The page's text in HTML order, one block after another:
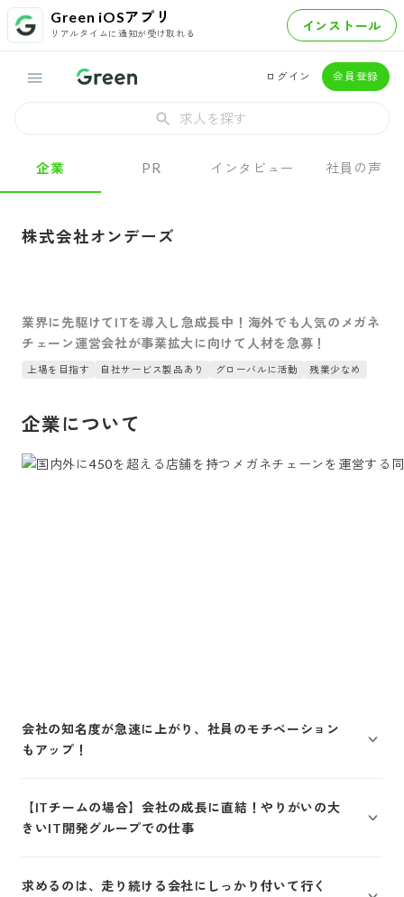
Green iOSアプリ
リアルタイムに通知が受け取れる インストール
ログイン 会員登録
求人を探す
企業 PR インタビュー 社員の声
株式会社オンデーズ
業界に先駆けてITを導入し急成長中！海外でも人気のメガネ
チェーン運営会社が事業拡大に向けて人材を急募！
上場を目指す 自社サービス製品あり グローバルに活動 残業少なめ
企業について
会社の知名度が急速に上がり、社員のモチベーション
もアップ！
【ITチームの場合】会社の成長に直結！やりがいの大
きいIT開発グループでの仕事
求めるのは、走り続ける会社にしっかり付いて行く